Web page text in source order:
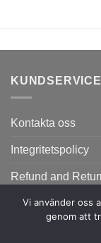
KUNDSERVICE
Kontakta oss
Integritetspolicy
Refund and
Vi använder oss
genom att